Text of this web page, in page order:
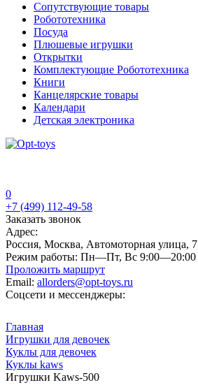
Сопутствующие товары
Робототехника
Посуда
Плюшевые игрушки
Открытки
Комплектующие Робототехника
Книги
Канцелярские товары
Календари
Детская электроника
0
+7 (499) 112-49-58
Заказать звонок
Адрес:
Россия, Москва, Автомоторная улица, 7
Режим работы: Пн—Пт, Вс 9:00—20:00
Проложить маршрут
Email: allorders@opt-toys.ru
Соцсети и мессенджеры:
Главная
Игрушки для девочек
Куклы для девочек
Куклы kaws
Игрушки Kaws-500